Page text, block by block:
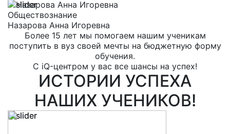
Обществознание
Назарова Анна Игоревна
Более 15 лет мы помогаем нашим ученикам
поступить в вуз своей мечты на бюджетную форму
обучения.
С iQ-центром у вас все шансы на успех!
ИСТОРИИ УСПЕХА
НАШИХ УЧЕНИКОВ!